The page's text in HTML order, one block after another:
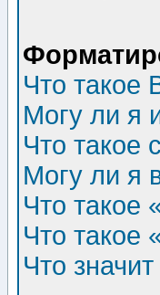
Что такое
Могу ли я
Что такое
Могу ли я
Что такое
Что такое
Что